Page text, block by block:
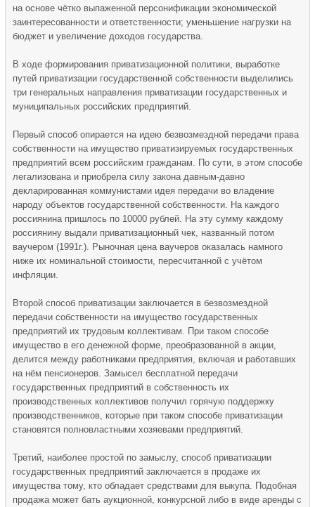
на основе чётко выпаженной персонификации экономической
заинтересованности и ответственности; уменьшение нагрузки на
бюджет и увеличение доходов государства.
В ходе формирования приватизационной политики, выработке
путей приватизации государственной собственности выделились
три генеральных направления приватизации государственных и
муниципальных российских предприятий.
Первый способ опирается на идею безвозмездной передачи права
собственности на имущество приватизируемых государственных
предприятий всем российским гражданам. По сути, в этом способе
легализована и приобрела силу закона давным-давно
декларированная коммунистами идея передачи во владение
народу объектов государственной собственности. На каждого
россиянина пришлось по 10000 рублей. На эту сумму каждому
россиянину выдали приватизационный чек, названный потом
ваучером (1991г.). Рыночная цена ваучеров оказалась намного
ниже их номинальной стоимости, пересчитанной с учётом
инфляции.
Второй способ приватизации заключается в безвозмездной
передачи собственности на имущество государственных
предприятий их трудовым коллективам. При таком способе
имущество в его денежной форме, преобразованной в акции,
делится между работниками предприятия, включая и работавших
на нём пенсионеров. Замысел бесплатной передачи
государственных предприятий в собственность их
производственных коллективов получил горячую поддержку
производственников, которые при таком способе приватизации
становятся полновластными хозяевами предприятий.
Третий, наиболее простой по замыслу, способ приватизации
государственных предприятий заключается в продаже их
имущества тому, кто обладает средствами для выкупа. Подобная
продажа может бать аукционной, конкурсной либо в виде аренды с